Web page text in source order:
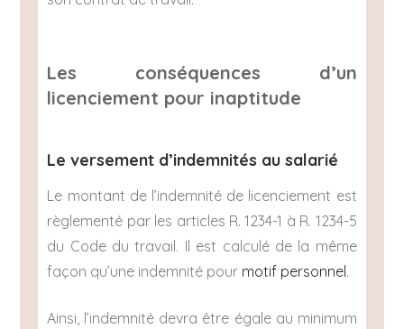
Les conséquences d’un
licenciement pour inaptitude
Le versement d’indemnités au salarié
Le montant de l’indemnité de licenciement est
règlementé par les articles R. 1234-1 à R. 1234-5
du Code du travail. Il est calculé de la même
façon qu’une indemnité pour motif personnel.
Ainsi, l’indemnité devra être égale au minimum